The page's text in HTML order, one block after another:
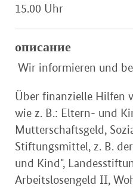
15.00 Uhr
описание
Wir informieren und
Über finanzielle Hilfen
wie z. B.: Eltern- und
Mutterschaftsgeld,
Stiftungsmittel, z. B.
und Kind",
Arbeitslosengeld II,